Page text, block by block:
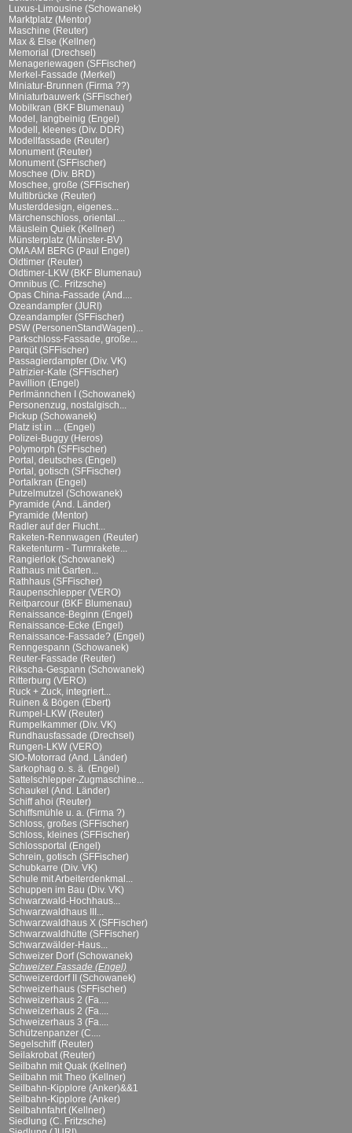
Luxus-Limousine (Schowanek)
Marktplatz (Mentor)
Maschine (Reuter)
Max & Else (Kellner)
Memorial (Drechsel)
Menageriewagen (SFFischer)
Merkel-Fassade (Merkel)
Miniatur-Brunnen (Firma ??)
Miniaturbauwerk (SFFischer)
Mobilkran (BKF Blumenau)
Model, langbeinig (Engel)
Modell, kleenes (Div. DDR)
Modellfassade (Reuter)
Monument (Reuter)
Monument (SFFischer)
Moschee (Div. BRD)
Moschee, große (SFFischer)
Multibrücke (Reuter)
Musterddesign, eigenes...
Märchenschloss, oriental....
Mäuslein Quiek (Kellner)
Münsterplatz (Münster-BV)
OMA AM BERG (Paul Engel)
Oldtimer (Reuter)
Oldtimer-LKW (BKF Blumenau)
Omnibus (C. Fritzsche)
Opas China-Fassade (And....
Ozeandampfer (JURI)
Ozeandampfer (SFFischer)
PSW (PersonenStandWagen)...
Parkschloss-Fassade, große...
Parqüt (SFFischer)
Passagierdampfer (Div. VK)
Patrizier-Kate (SFFischer)
Pavillion (Engel)
Perlmännchen I (Schowanek)
Personenzug, nostalgisch...
Pickup (Schowanek)
Platz ist in ... (Engel)
Polizei-Buggy (Heros)
Polymorph (SFFischer)
Portal, deutsches (Engel)
Portal, gotisch (SFFischer)
Portalkran (Engel)
Putzelmutzel (Schowanek)
Pyramide (And. Länder)
Pyramide (Mentor)
Radler auf der Flucht...
Raketen-Rennwagen (Reuter)
Raketenturm - Turmrakete...
Rangierlok (Schowanek)
Rathaus mit Garten...
Rathhaus (SFFischer)
Raupenschlepper (VERO)
Reitparcour (BKF Blumenau)
Renaissance-Beginn (Engel)
Renaissance-Ecke (Engel)
Renaissance-Fassade? (Engel)
Renngespann (Schowanek)
Reuter-Fassade (Reuter)
Rikscha-Gespann (Schowanek)
Ritterburg (VERO)
Ruck + Zuck, integriert...
Ruinen & Bögen (Ebert)
Rumpel-LKW (Reuter)
Rumpelkammer (Div. VK)
Rundhausfassade (Drechsel)
Rungen-LKW (VERO)
SIO-Motorrad (And. Länder)
Sarkophag o. s. ä. (Engel)
Sattelschlepper-Zugmaschine...
Schaukel (And. Länder)
Schiff ahoi (Reuter)
Schiffsmühle u. a. (Firma ?)
Schloss, großes (SFFischer)
Schloss, kleines (SFFischer)
Schlossportal (Engel)
Schrein, gotisch (SFFischer)
Schubkarre (Div. VK)
Schule mit Arbeiterdenkmal...
Schuppen im Bau (Div. VK)
Schwarzwald-Hochhaus...
Schwarzwaldhaus III...
Schwarzwaldhaus X (SFFischer)
Schwarzwaldhütte (SFFischer)
Schwarzwälder-Haus...
Schweizer Dorf (Schowanek)
Schweizer Fassade (Engel)
Schweizerdorf II (Schowanek)
Schweizerhaus (SFFischer)
Schweizerhaus 2 (Fa....
Schweizerhaus 2 (Fa....
Schweizerhaus 3 (Fa....
Schützenpanzer (C....
Segelschiff (Reuter)
Seilakrobat (Reuter)
Seilbahn mit Quak (Kellner)
Seilbahn mit Theo (Kellner)
Seilbahn-Kipplore (Anker)&&1
Seilbahn-Kipplore (Anker)
Seilbahnfahrt (Kellner)
Siedlung (C. Fritzsche)